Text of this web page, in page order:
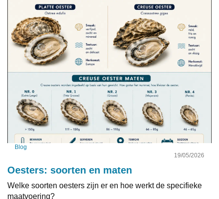
Blog
19/05/2026
Oesters: soorten en maten
Welke soorten oesters zijn er en hoe werkt de specifieke
maatvoering?